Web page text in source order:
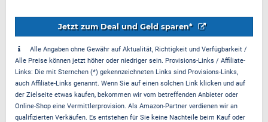
Jetzt zum Deal und Geld sparen*
Alle Angaben ohne Gewähr auf Aktualität, Richtigkeit und Verfügbarkeit /
Alle Preise können jetzt höher oder niedriger sein. Provisions-Links / Affiliate-
Links: Die mit Sternchen (*) gekennzeichneten Links sind Provisions-Links,
auch Affiliate-Links genannt. Wenn Sie auf einen solchen Link klicken und auf
der Zielseite etwas kaufen, bekommen wir vom betreffenden Anbieter oder
Online-Shop eine Vermittlerprovision. Als Amazon-Partner verdienen wir an
qualifizierten Verkäufen. Es entstehen für Sie keine Nachteile beim Kauf oder